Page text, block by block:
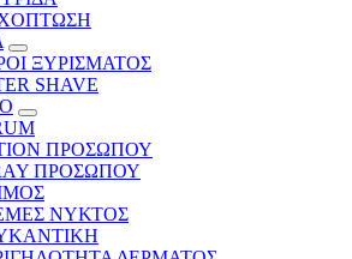
ΞΥΡΙΣΜΑΤΟΣ
SHAVE
ΠΡΟΣΩΠΟΥ
ΠΡΟΣΩΠΟΥ
ΝΥΚΤΟΣ